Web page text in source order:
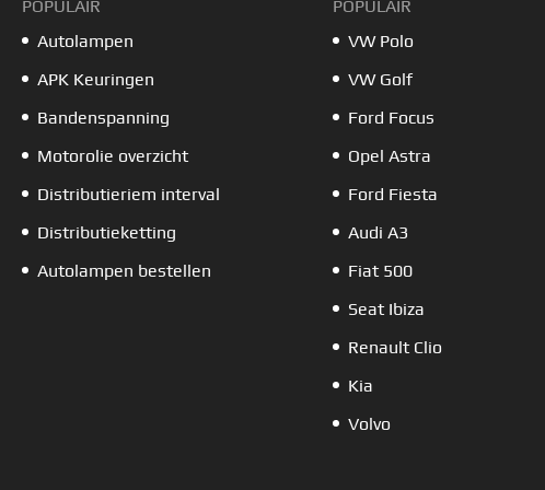
POPULAIR
Autolampen
APK Keuringen
Bandenspanning
Motorolie overzicht
Distributieriem interval
Distributieketting
Autolampen bestellen
POPULAIR
VW Polo
VW Golf
Ford Focus
Opel Astra
Ford Fiesta
Audi A3
Fiat 500
Seat Ibiza
Renault Clio
Kia
Volvo